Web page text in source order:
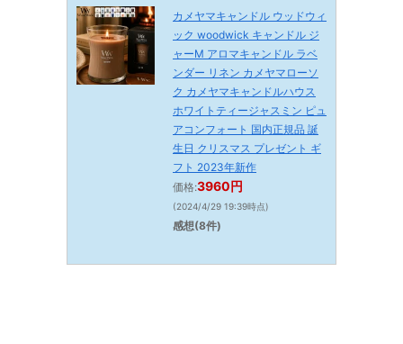
カメヤマキャンドル ウッドウィ
ック woodwick キャンドル ジ
ャーM アロマキャンドル ラベ
ンダー リネン カメヤマローソ
ク カメヤマキャンドルハウス
ホワイトティージャスミン ピュ
アコンフォート 国内正規品 誕
生日 クリスマス プレゼント ギ
フト 2023年新作
価格:3960円
(2024/4/29 19:39時点)
感想(8件)